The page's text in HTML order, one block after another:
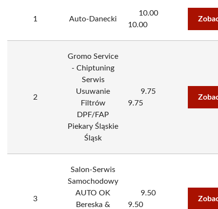
1 Auto-Danecki
10.00
10.00
2
Gromo Service
- Chiptuning
Serwis
Usuwanie
Filtrów
DPF/FAP
Piekary Śląskie
Śląsk
9.75
9.75
3
Salon-Serwis
Samochodowy
AUTO OK
Bereska &
9.50
9.50